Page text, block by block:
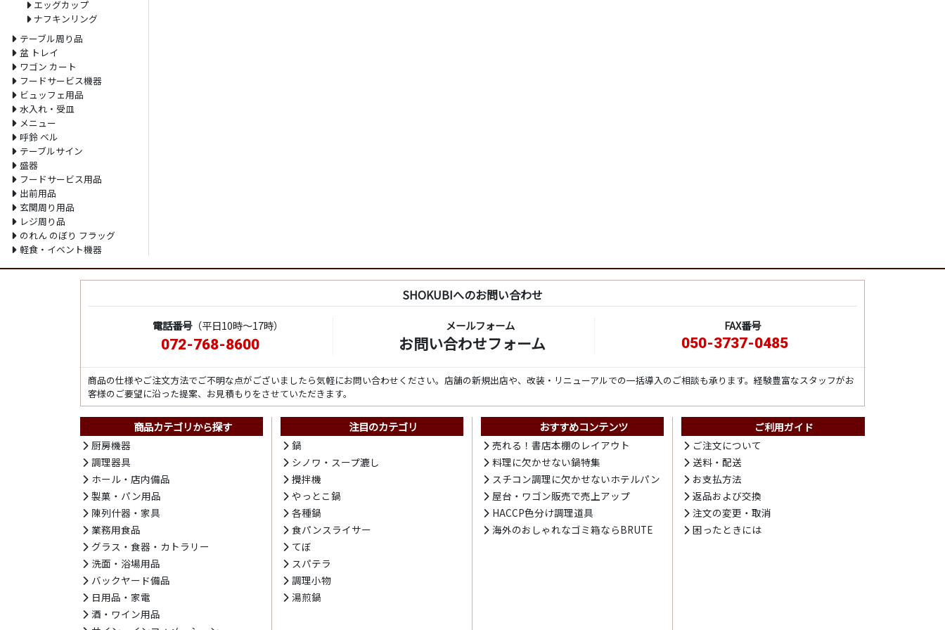
エッグカップ
ナフキンリング
テーブル周り品
盆 トレイ
ワゴン カート
フードサービス機器
ビュッフェ用品
水入れ・受皿
メニュー
呼鈴 ベル
テーブルサイン
盛器
フードサービス用品
出前用品
玄関周り用品
レジ周り品
のれん のぼり フラッグ
軽食・イベント機器
SHOKUBIへのお問い合わせ
電話番号（平日10時～17時）
072-768-8600
メールフォーム
お問い合わせフォーム
FAX番号
050-3737-0485
商品の仕様やご注文方法でご不明な点がございましたら気軽にお問い合わせください。店舗の新規出店や、改装・リニューアルでの一括導入のご相談も承ります。経験豊富なスタッフがお
客様のご要望に沿った提案、お見積もりをさせていただきます。
商品カテゴリから探す
厨房機器
調理器具
ホール・店内備品
製菓・パン用品
陳列什器・家具
業務用食品
グラス・食器・カトラリー
洗面・浴場用品
バックヤード備品
日用品・家電
酒・ワイン用品
注目のカテゴリ
鍋
シノワ・スープ漉し
攪拌機
やっとこ鍋
各種鍋
食パンスライサー
てぼ
スパテラ
調理小物
湯煎鍋
おすすめコンテンツ
売れる！書店本棚のレイアウト
料理に欠かせない鍋特集
スチコン調理に欠かせないホテルパン
屋台・ワゴン販売で売上アップ
HACCP色分け調理道具
海外のおしゃれなゴミ箱ならBRUTE
ご利用ガイド
ご注文について
送料・配送
お支払方法
返品および交換
注文の変更・取消
困ったときには